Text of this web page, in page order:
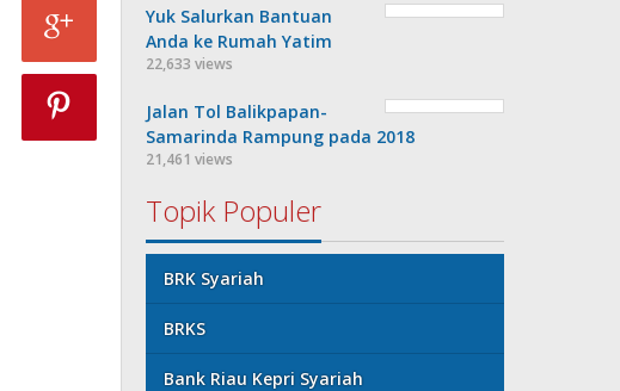
Yuk Salurkan Bantuan
Anda ke Rumah Yatim
22,633 views
Jalan Tol Balikpapan-
Samarinda Rampung pada 2018
21,461 views
Topik Populer
BRK Syariah
BRKS
Bank Riau Kepri Syariah